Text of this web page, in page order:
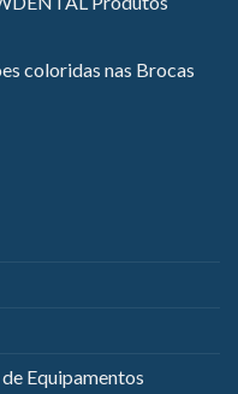
coloridas nas Brocas
Equipamentos